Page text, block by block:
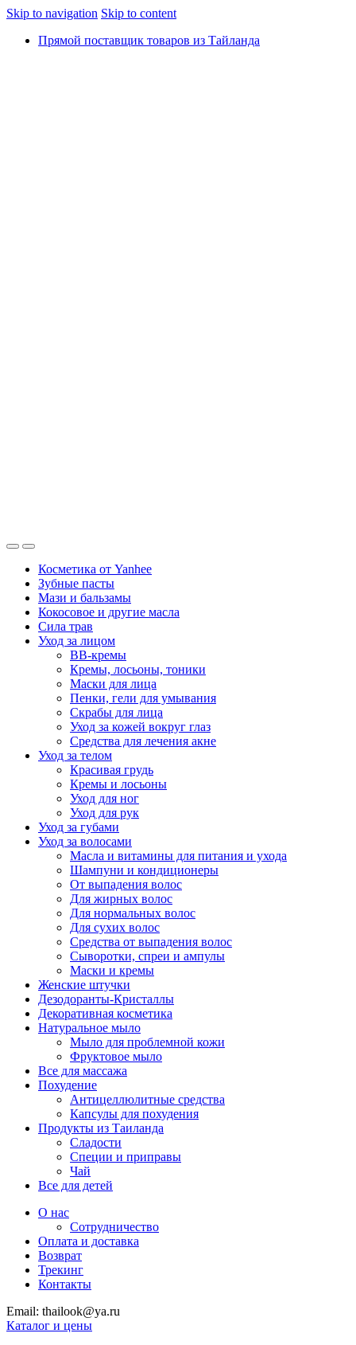
Skip to navigation Skip to content
Прямой поставщик товаров из Тайланда
Косметика от Yanhee
Зубные пасты
Мази и бальзамы
Кокосовое и другие масла
Сила трав
Уход за лицом
BB-кремы
Кремы, лосьоны, тоники
Маски для лица
Пенки, гели для умывания
Скрабы для лица
Уход за кожей вокруг глаз
Средства для лечения акне
Уход за телом
Красивая грудь
Кремы и лосьоны
Уход для ног
Уход для рук
Уход за губами
Уход за волосами
Масла и витамины для питания и ухода
Шампуни и кондиционеры
От выпадения волос
Для жирных волос
Для нормальных волос
Для сухих волос
Средства от выпадения волос
Сыворотки, спреи и ампулы
Маски и кремы
Женские штучки
Дезодоранты-Кристаллы
Декоративная косметика
Натуральное мыло
Мыло для проблемной кожи
Фруктовое мыло
Все для массажа
Похудение
Антицеллюлитные средства
Капсулы для похудения
Продукты из Таиланда
Сладости
Специи и приправы
Чай
Все для детей
О нас
Сотрудничество
Оплата и доставка
Возврат
Трекинг
Контакты
Email: thailook@ya.ru
Каталог и цены